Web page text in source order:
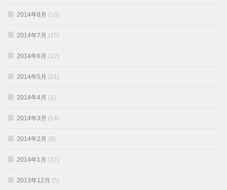
2014年8月 (18)
2014年7月 (15)
2014年6月 (12)
2014年5月 (21)
2014年4月 (1)
2014年3月 (14)
2014年2月 (9)
2014年1月 (17)
2013年12月 (5)